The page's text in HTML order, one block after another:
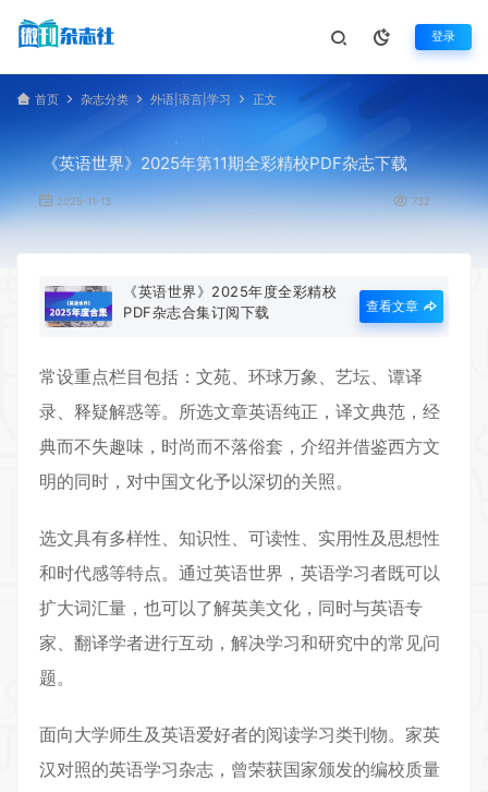
登录
首页 杂志分类 外语|语言|学习 正文
《英语世界》2025年第11期全彩精校PDF杂志下载
2025-11-13 732
《英语世界》2025年度全彩精校
PDF杂志合集订阅下载
查看文章
常设重点栏目包括：文苑、环球万象、艺坛、谭译
录、释疑解惑等。所选文章英语纯正，译文典范，经
典而不失趣味，时尚而不落俗套，介绍并借鉴西方文
明的同时，对中国文化予以深切的关照。
选文具有多样性、知识性、可读性、实用性及思想性
和时代感等特点。通过英语世界 ，英语学习者既可以
扩大词汇量，也可以了解英美文化，同时与英语专
家、翻译学者进行互动，解决学习和研究中的常见问
题。
面向大学师生及英语爱好者的阅读学习类刊物。家英
汉对照的英语学习杂志，曾荣获国家颁发的编校质量